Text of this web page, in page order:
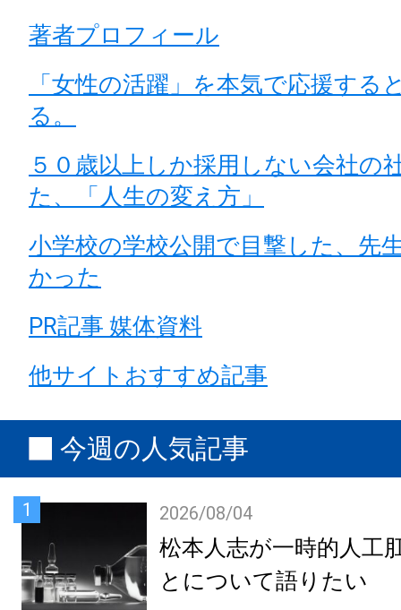
著者プロフィール
「女性の活躍」を本気で応援する
る。
５０歳以上しか採用しない会社の
た、「人生の変え方」
小学校の学校公開で目撃した、先
かった
PR記事 媒体資料
他サイトおすすめ記事
今週の人気記事
1 2026/08/04
松本人志が一時的人工
とについて語りたい